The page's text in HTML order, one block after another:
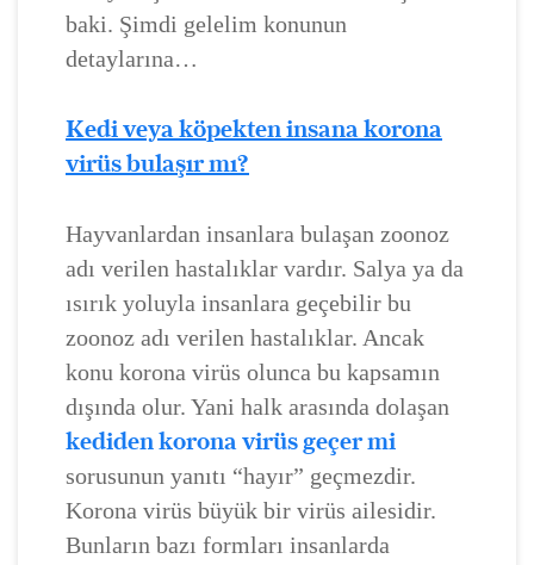
baki. Şimdi gelelim konunun
detaylarına…
Kedi veya köpekten insana korona
virüs bulaşır mı?
Hayvanlardan insanlara bulaşan zoonoz
adı verilen hastalıklar vardır. Salya ya da
ısırık yoluyla insanlara geçebilir bu
zoonoz adı verilen hastalıklar. Ancak
konu korona virüs olunca bu kapsamın
dışında olur. Yani halk arasında dolaşan
kediden korona virüs geçer mi
sorusunun yanıtı “hayır” geçmezdir.
Korona virüs büyük bir virüs ailesidir.
Bunların bazı formları insanlarda